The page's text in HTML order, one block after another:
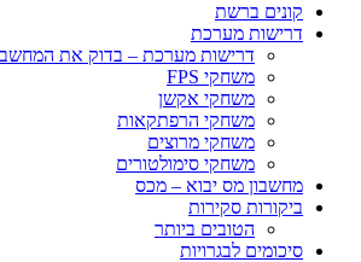
קונים ברשת
דרישות מערכת
דרישות מערכת – בדוק את
משחקי FPS
משחקי אקשן
משחקי הרפתקאות
משחקי מרוצים
משחקי סימולטורים
מחשבון מס יבוא – מכס
ביקורות סקירות
הטובים ביותר
סיכומים לבגרויות